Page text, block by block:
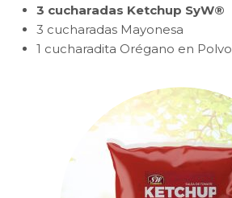
3 cucharadas Ketchup SyW®
3 cucharadas Mayonesa
1 cucharadita Orégano en Polvo